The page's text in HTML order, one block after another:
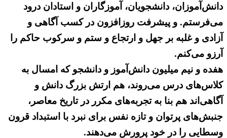
دانش‌آموزان، دانشجویان، آموزگاران و استادان درود
می‌فرستم. و پیشرفت روزافزون در کسب آگاهی و
آزادی و غلبه بر جهل و ارتجاع و ستم و سرکوب حاکم را
آرزو می‌کنم.
هفده و نیم میلیون دانش‌آموز و دانشجو که امسال به
‌کلاس‌های درس می‌روند، هم ارتش بزرگ دانش و
آگاهی‌اند هم بنا به تجربه‌های مکرر در تاریخ معاصر،
جنبش‌های پرتوان و تازه ‌نفس برای نبرد با استبداد قرون
وسطایی را در خود پرورش می‌‌دهند.